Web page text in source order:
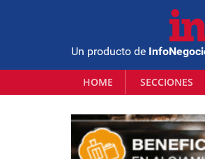
Un producto de
HOME SECCIONES